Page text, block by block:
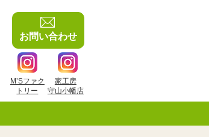
お問い合わせ
M’Sファク
トリー
家工房
守山小幡店